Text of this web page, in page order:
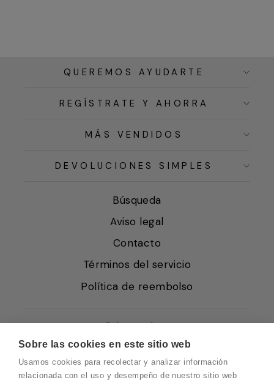
Sobre las cookies en este sitio web
Usamos cookies para recolectar y analizar información
relacionada con el uso y desempeño de nuestro sitio web
QUEREMOS AYUDARTE
REGÍSTRATE Y AHORRA
MÁS VENDIDOS
DEVOLUCIONES SIMPLES
Búsqueda
Aviso legal
Contacto
Términos del servicio
Política de reembolso
Condiciones de Venta
Quiénes somos
Política de Cookies